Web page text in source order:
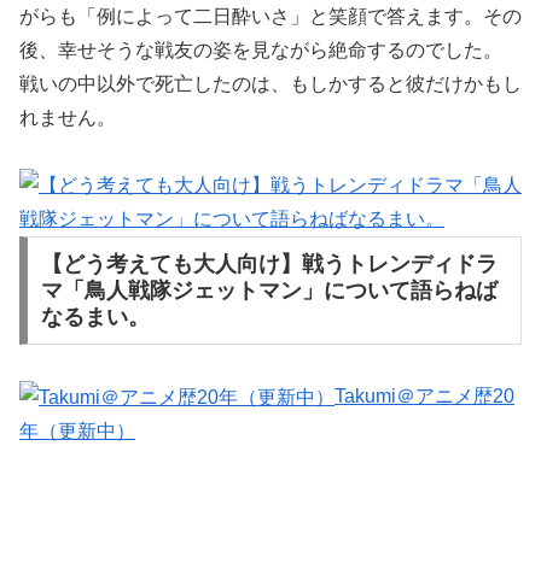
がらも「例によって二日酔いさ」と笑顔で答えます。その
後、幸せそうな戦友の姿を見ながら絶命するのでした。
戦いの中以外で死亡したのは、もしかすると彼だけかもし
れません。
【どう考えても大人向け】戦うトレンディドラ
マ「鳥人戦隊ジェットマン」について語らねば
なるまい。
Takumi＠アニメ歴20
年（更新中）